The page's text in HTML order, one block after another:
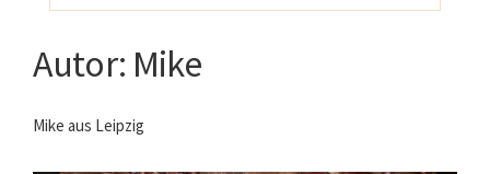
Autor: Mike
Mike aus Leipzig